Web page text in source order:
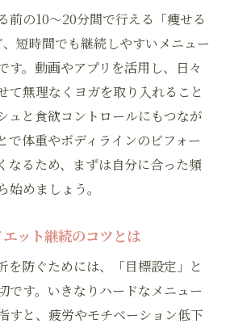
前の10～20分間で行える「痩せる
短時間でも継続しやすいメニュー
す。動画やアプリを活用し、日々
て無理なくヨガを取り入れること
ュと食欲コントロールにもつなが
で体重やボディラインのビフォー
なるため、まずは自分に合った頻
めましょう。
ット継続のコツとは
を防ぐためには、「目標設定」と
です。いきなりハードなメニュー
すと、疲労やモチベーション低下